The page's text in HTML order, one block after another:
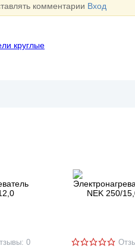
комментарии Вход
круглые
0